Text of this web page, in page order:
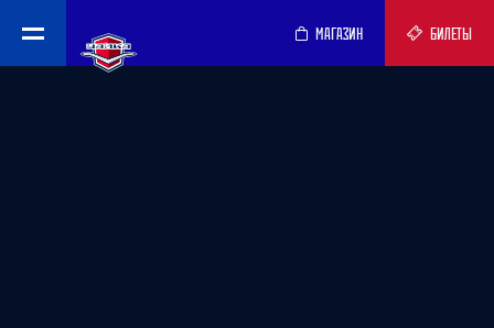
МАГАЗИН БИЛЕТЫ